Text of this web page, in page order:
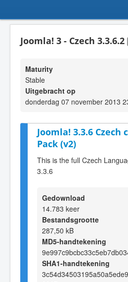
Joomla! 3 - Czech 3.3.6.2
Maturity
Stable
Uitgebracht op
donderdag 07 november 2013
Joomla! 3.3.6 Czech
Pack (v2)
This is the full Czech
3.3.6
Gedownload
14.783 keer
Bestandsgrootte
287,50 kB
MD5-handtekening
SHA1-handtekening